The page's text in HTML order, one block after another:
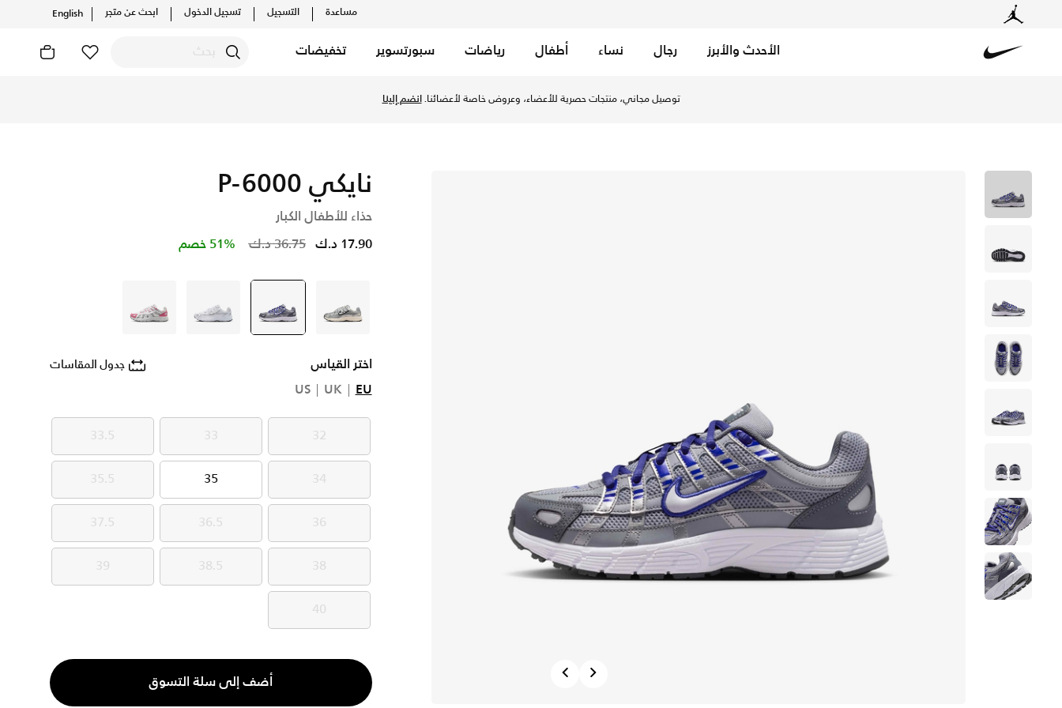
مساعدة التسجيل تسجيل الدخول ابحث عن متجر English
الأحدث والأبرز رجال نساء أطفال رياضات سبورتسوير تخفيضات
توصيل مجاني، منتجات حصرية للأعضاء، وعروض خاصة لأعضائنا.انضم إلينا
Next
نايكي P-6000
حذاء للأطفال الكبار
Price reduced from
36.75 د.ك to 17.90 د.ك 51% خصم
رمادي selected
رمادي رمادي أبيض
اختر القياس جدول المقاسات
EU
UK
US
32
32
33
33
33.5
33.5
34
34
35
35
35.5
35.5
36
36
36.5
36.5
37.5
37.5
38
38
38.5
38.5
39
39
40
40
الكمية
1
أضف إلى سلة التسوق